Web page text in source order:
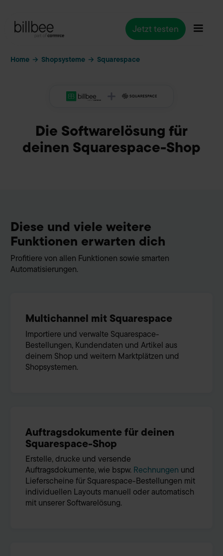
Jetzt testen
Home → Shopsysteme → Squarespace
Die Softwarelösung für
deinen Squarespace-Shop
Diese und viele weitere
Funktionen erwarten dich
Profitiere von allen Funktionen sowie smarten
Automatisierungen.
Multichannel mit Squarespace
Importiere und verwalte Squarespace-
Bestellungen, Kundendaten und Artikel aus
deinem Shop und weitern Marktplätzen und
Shopsystemen.
Auftragsdokumente für deinen
Squarespace-Shop
Erstelle, drucke und versende
Auftragsdokumente, wie bspw. Rechnungen und
Lieferscheine für Squarespace-Bestellungen mit
individuellen Layouts manuell oder automatisch
mit unserer Softwarelösung.